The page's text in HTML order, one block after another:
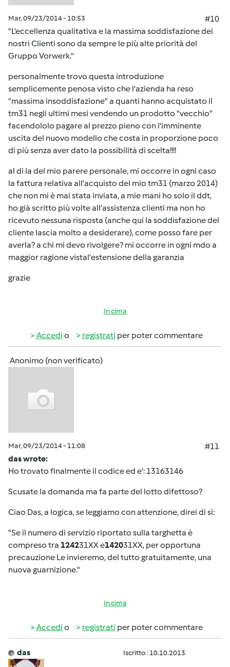
Mar, 09/23/2014 - 10:53
#10
"L’eccellenza qualitativa e la massima soddisfazione dei
nostri Clienti sono da sempre le più alte priorità del
Gruppo Vorwerk."
personalmente trovo questa introduzione
semplicemente penosa visto che l'azienda ha reso
"massima insoddisfazione" a quanti hanno acquistato il
tm31 negli ultimi mesi vendendo un prodotto "vecchio"
facendololo pagare al prezzo pieno con l'imminente
uscita del nuovo modello che costa in proporzione poco
di più senza aver dato la possibilità di scelta!!!!
al di la del mio parere personale, mi occorre in ogni caso
la fattura relativa all'acquisto del mio tm31 (marzo 2014)
che non mi è mai stata inviata, a mie mani ho solo il ddt,
ho già scritto più volte all'assistenza clienti ma non ho
ricevuto nessuna risposta (anche qui la soddisfazione del
cliente lascia molto a desiderare), come posso fare per
averla? a chi mi devo rivolgere? mi occorre in ogni mdo a
maggior ragione vistal'estensione della garanzia
grazie
In cima
Accedi o registrati per poter commentare
Anonimo (non verificato)
Mar, 09/23/2014 - 11:08
#11
das wrote:
Ho trovato finalmente il codice ed e': 13163146
Scusate la domanda ma fa parte del lotto difettoso?
Ciao Das, a logica, se leggiamo con attenzione, direi di sì:
"Se il numero di servizio riportato sulla targhetta è
compreso tra 124231XX e142031XX, per opportuna
precauzione Le invieremo, del tutto gratuitamente, una
nuova guarnizione."
In cima
Accedi o registrati per poter commentare
das Iscritto : 10.10.2013